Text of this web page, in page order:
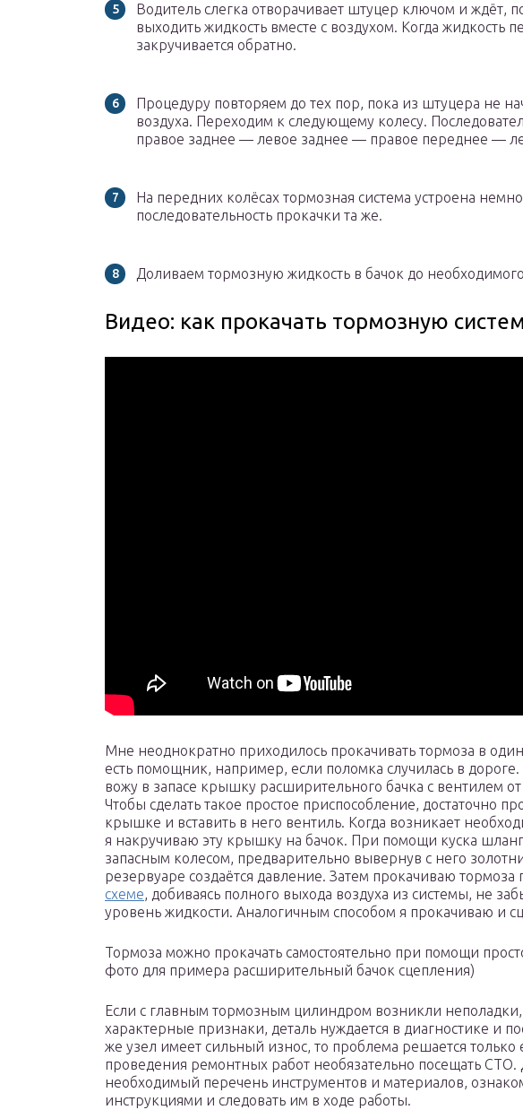
Водитель слегка отворачивает штуцер ключом и ждёт,
выходить жидкость вместе с воздухом. Когда жидкость
закручивается обратно.
Процедуру повторяем до тех пор, пока из штуцера не
воздуха. Переходим к следующему колесу.
правое заднее — левое заднее — правое переднее —
На передних колёсах тормозная система устроена
последовательность прокачки та же.
Доливаем тормозную жидкость в бачок до
Видео: как прокачать тормозную
Мне неоднократно приходилось прокачивать тормоза в
есть помощник, например, если поломка случилась в дороге.
вожу в запасе крышку расширительного бачка с вентилем
Чтобы сделать такое простое приспособление, достаточно
крышке и вставить в него вентиль. Когда возникает
я накручиваю эту крышку на бачок. При помощи куска
запасным колесом, предварительно вывернув с него
резервуаре создаётся давление. Затем прокачиваю тормоза
схеме, добиваясь полного выхода воздуха из системы, не
уровень жидкости. Аналогичным способом я прокачиваю и
Тормоза можно прокачать самостоятельно при помощи
фото для примера расширительный бачок сцепления)
Если с главным тормозным цилиндром возникли неполадки,
характерные признаки, деталь нуждается в диагностике и
же узел имеет сильный износ, то проблема решается
проведения ремонтных работ необязательно посещать СТО.
необходимый перечень инструментов и материалов,
инструкциями и следовать им в ходе работы.